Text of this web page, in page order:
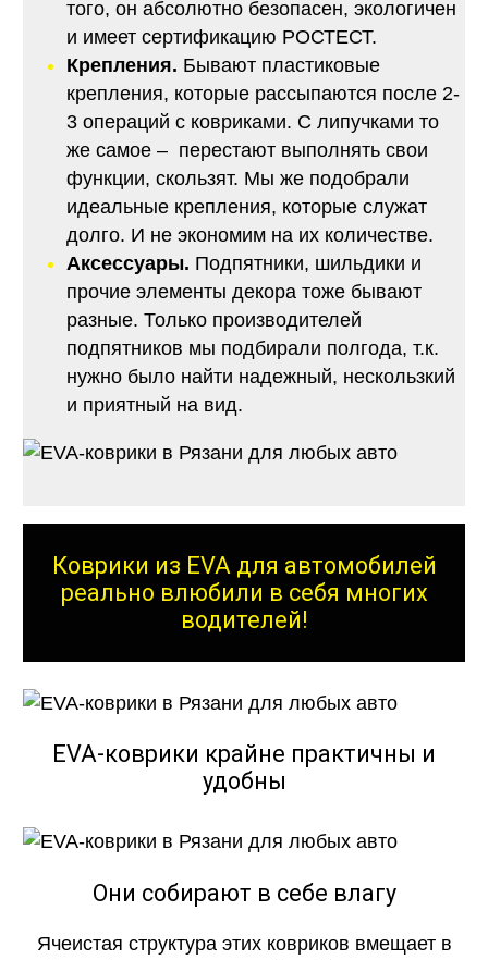
того, он абсолютно безопасен, экологичен
и имеет сертификацию РОСТЕСТ.
Крепления. Бывают пластиковые
крепления, которые рассыпаются после 2-
3 операций с ковриками. С липучками то
же самое – перестают выполнять свои
функции, скользят. Мы же подобрали
идеальные крепления, которые служат
долго. И не экономим на их количестве.
Аксессуары. Подпятники, шильдики и
прочие элементы декора тоже бывают
разные. Только производителей
подпятников мы подбирали полгода, т.к.
нужно было найти надежный, нескользкий
и приятный на вид.
Коврики из EVA для автомобилей
реально влюбили в себя многих
водителей!
EVA-коврики крайне практичны и
удобны
Они собирают в себе влагу
Ячеистая структура этих ковриков вмещает в